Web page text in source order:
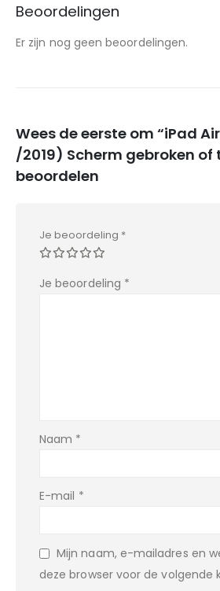
Beoordelingen
Er zijn nog geen beoordelingen.
Wees de eerste om “iPad
/2019) Scherm gebroken
beoordelen
Je beoordeling *
Je beoordeling *
Naam *
E-mail *
Mijn naam, e-mailadres en
deze browser voor de volgende